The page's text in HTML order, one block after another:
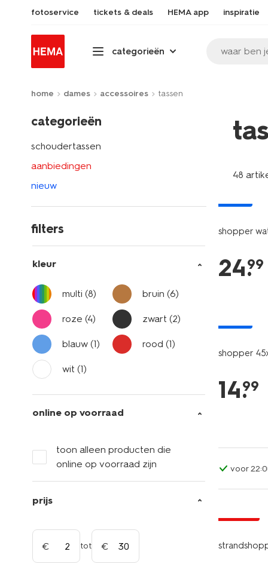
fotoservice tickets & deals HEMA app inspiratie
categorieën waar ben
home dames accessoires tassen
categorieën
schoudertassen
aanbiedingen
nieuw
filters
kleur
multi (8) bruin(6)
roze (4) zwart(2)
blauw (1) rood(1)
wit (1)
online op voorraad
toon alleen producten die
online op voorraad zijn
prijs
tot
48
shopper
24.
99
shopper
14.
99
voor